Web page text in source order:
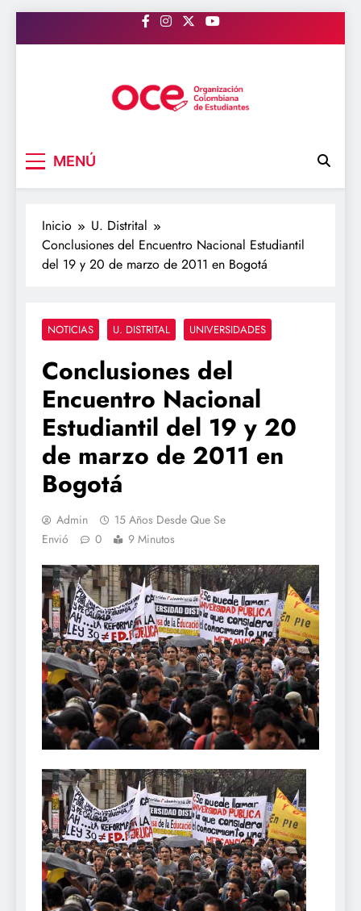
al
MENÚ
Inicio
U. Distrital
Conclusiones del Encuentro Nacional Estudiantil
del 19 y 20 de marzo de 2011 en Bogotá
NOTICIAS U. DISTRITAL UNIVERSIDADES
Conclusiones del
Encuentro Nacional
Estudiantil del 19 y 20
de marzo de 2011 en
Bogotá
Admin
15 Años Desde Que Se
Envió
0 9 Minutos